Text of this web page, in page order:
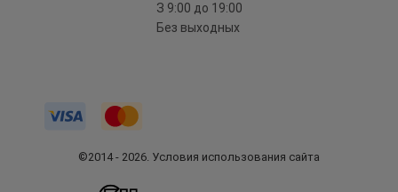
З 9:00 до 19:00
Без выходных
©2014 - 2026. Условия использования сайта